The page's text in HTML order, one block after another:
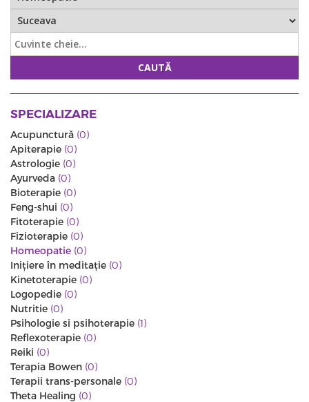
CAUTĂ
SPECIALIZARE
Acupunctură (0)
Apiterapie (0)
Astrologie (0)
Ayurveda (0)
Bioterapie (0)
Feng-shui (0)
Fitoterapie (0)
Fizioterapie (0)
Homeopatie (0)
Iniţiere în meditaţie (0)
Kinetoterapie (0)
Logopedie (0)
Nutritie (0)
Psihologie si psihoterapie (1)
Reflexoterapie (0)
Reiki (0)
Terapia Bowen (0)
Terapii trans-personale (0)
Theta Healing (0)